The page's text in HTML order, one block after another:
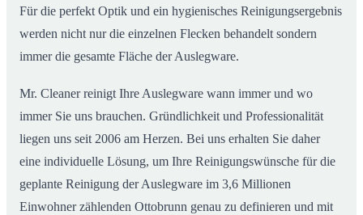
Für die perfekt Optik und ein hygienisches Reinigungsergebnis
werden nicht nur die einzelnen Flecken behandelt sondern
immer die gesamte Fläche der Auslegware.
Mr. Cleaner reinigt Ihre Auslegware wann immer und wo
immer Sie uns brauchen. Gründlichkeit und Professionalität
liegen uns seit 2006 am Herzen. Bei uns erhalten Sie daher
eine individuelle Lösung, um Ihre Reinigungswünsche für die
geplante Reinigung der Auslegware im 3,6 Millionen
Einwohner zählenden Ottobrunn genau zu definieren und mit